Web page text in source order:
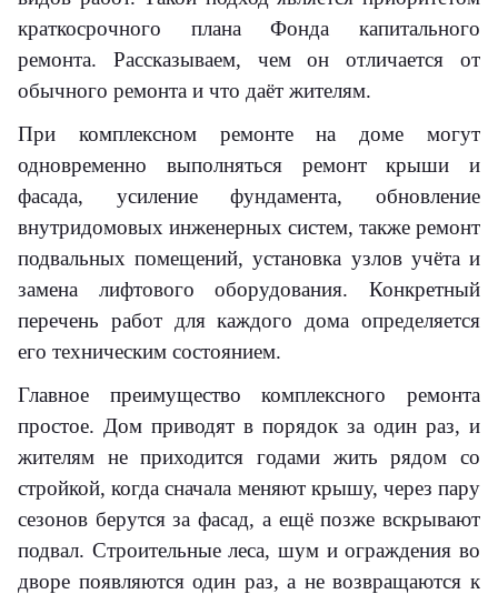
краткосрочного плана Фонда капитального
ремонта. Рассказываем, чем он отличается от
обычного ремонта и что даёт жителям.
При комплексном ремонте на доме могут
одновременно выполняться ремонт крыши и
фасада, усиление фундамента, обновление
внутридомовых инженерных систем, также ремонт
подвальных помещений, установка узлов учёта и
замена лифтового оборудования. Конкретный
перечень работ для каждого дома определяется
его техническим состоянием.
Главное преимущество комплексного ремонта
простое. Дом приводят в порядок за один раз, и
жителям не приходится годами жить рядом со
стройкой, когда сначала меняют крышу, через пару
сезонов берутся за фасад, а ещё позже вскрывают
подвал. Строительные леса, шум и ограждения во
дворе появляются один раз, а не возвращаются к